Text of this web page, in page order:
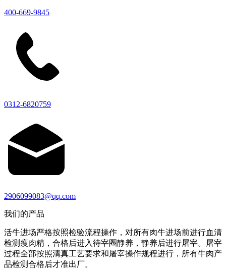
400-669-9845
0312-6820759
2906099083@qq.com
我们的产品
活牛进场严格按照检验流程操作，对所有肉牛进场前进行血清
检测瘦肉精，合格后进入待宰圈静养，静养后进行屠宰。屠宰
过程全部按照清真工艺要求和屠宰操作规程进行，所有牛肉产
品检测合格后才准出厂。